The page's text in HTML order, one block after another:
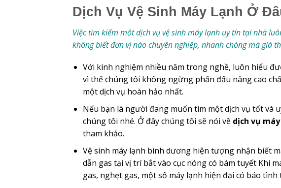
Dịch Vụ Vệ Sinh Máy Lạnh Ở
Việc tìm kiếm một dịch vụ vệ sinh máy lạnh uy tín tại nhà
không biết đơn vị nào chuyên nghiệp, nhanh chóng mà giá
Với kinh nghiệm nhiều năm trong nghề, luôn hiểu
vì thế chúng tôi không ngừng phấn đấu nâng cao
một dịch vụ hoàn hảo nhất.
Nếu bạn là người đang muốn tìm một dịch vụ tốt và
chúng tôi nhé. Ở đây chúng tôi sẽ nói về dịch vụ
tham khảo.
Vệ sinh máy lạnh bình dương hiện tượng nhận biết
dẫn gas tại vị trí bắt vào cục nóng có bám tuyết Khi
gas, nghẹt gas, một số máy lạnh hiện đại có báo